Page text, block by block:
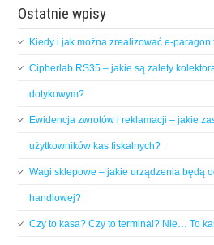
Ostatnie wpisy
Kiedy i jak można zrealizować e-paragon
Cipherlab RS35 – jakie są zalety
dotykowym?
Ewidencja zwrotów i reklamacji – jakie
użytkowników kas fiskalnych?
Wagi sklepowe – jakie urządzenia będą
handlowej?
Czy to kasa? Czy to terminal? Nie… To